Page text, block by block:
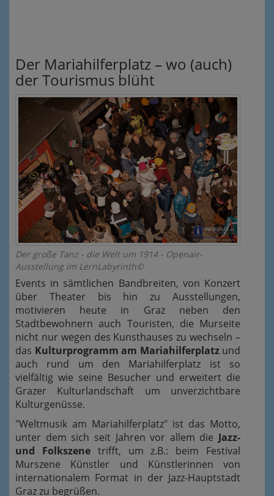
Der Mariahilferplatz – wo (auch)
der Tourismus blüht
Der große Tanz - die Welt um 1914 - Openair-
Ausstellung im LernLabyrinth©
Events in sämtlichen Bandbreiten, von Konzert
über Theater bis hin zu Ausstellungen,
motivieren heute in Graz neben den
Stadtbewohnern auch Touristen, die Murseite
nicht nur wegen des Kunsthauses zu wechseln –
das Kulturprogramm am Mariahilferplatzund
auch rund um den Mariahilferplatz ist so
vielfältig wie seine Besucher und erweitert die
Grazer Kulturlandschaft um unverzichtbare
Kulturgenüsse.
"Weltmusik am Mariahilferplatz" ist das Motto,
unter dem sich seit Jahren vor allem die Jazz-
und Folkszenetrifft, um z.B.: beim Festival
Murszene Künstler und Künstlerinnen von
internationalem Format in der Jazz-Hauptstadt
Graz zu begrüßen.